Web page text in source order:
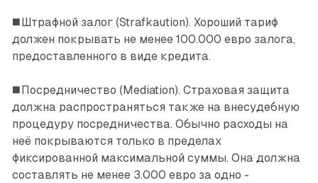
◼️ Штрафной залог (Strafkaution). Хороший тариф
должен покрывать не менее 100.000 евро залога,
предо­ставленного в виде кредита.
◼️ Посредничество (Mediation). Страховая защита
должна распространяться также на внесудебную
процедуру посредничества. Обычно расходы на
неё покрываются только в пределах
фиксированной максимальной суммы. Она должна
составлять не менее 3.000 евро за одно­ ­